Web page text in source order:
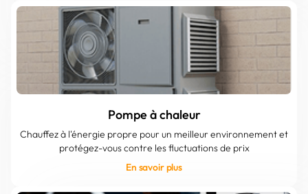
Pompe à chaleur
Chauffez à l'énergie propre pour un meilleur environnement et
protégez-vous contre les fluctuations de prix
En savoir plus